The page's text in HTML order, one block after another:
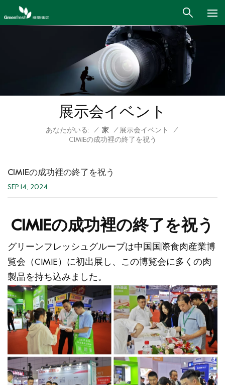
展示会イベント
あなたがいる: / 家 / 展示会イベント
/
CIMIEの成功裡の終了を祝う
CIMIEの成功裡の終了を祝う
SEP 14, 2024
CIMIEの成功裡の終了を祝う
グリーンフレッシュグループは中国国際食肉産業博
覧会（CIMIE）に初出展し、この博覧会に多くの肉
製品を持ち込みました。